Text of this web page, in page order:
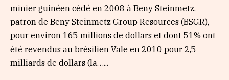
minier guinéen cédé en 2008 à Beny Steinmetz,
patron de Beny Steinmetz Group Resources (BSGR),
pour environ 165 millions de dollars et dont 51% ont
été revendus au brésilien Vale en 2010 pour 2,5
milliards de dollars (la…...